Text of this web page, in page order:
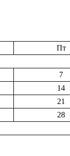
Пт
7
14
21
28